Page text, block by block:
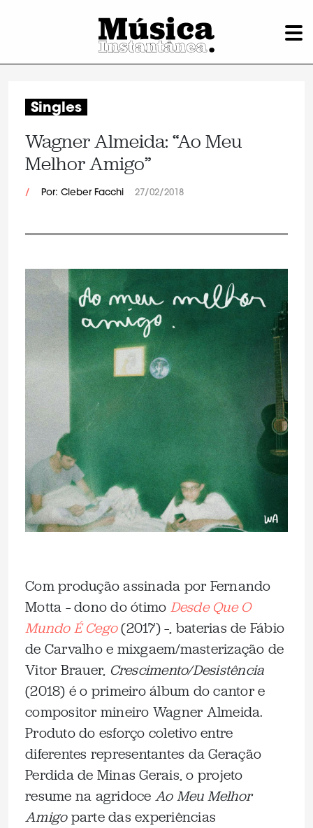
Singles
Wagner Almeida: “Ao Meu
Melhor Amigo”
/ Por: Cleber Facchi 27/02/2018
Com produção assinada por Fernando
Motta – dono do ótimo Desde Que O
Mundo É Cego(2017) –, baterias de Fábio
de Carvalho e mixgaem/masterização de
Vitor Brauer, Crescimento/Desistência
(2018) é o primeiro álbum do cantor e
compositor mineiro Wagner Almeida.
Produto do esforço coletivo entre
diferentes representantes da Geração
Perdida de Minas Gerais, o projeto
resume na agridoce Ao Meu Melhor
Amigoparte das experiências